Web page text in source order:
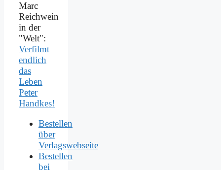
Marc
Reichwein
in der
"Welt":
Verfilmt
endlich
das
Leben
Peter
Handkes!
Bestellen
über
Verlagswebseite
Bestellen
bei